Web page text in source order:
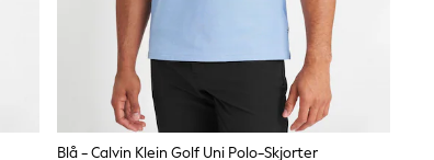
Blå - Calvin Klein Golf Uni Polo-Skjorter